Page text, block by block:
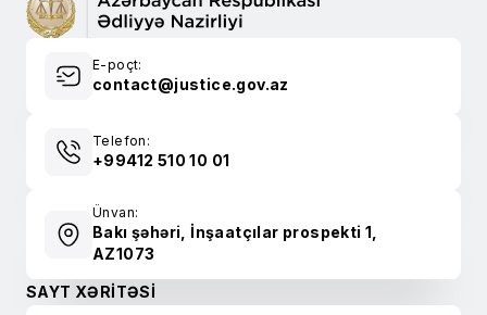
E-poçt:
contact@justice.gov.az
Telefon:
+99412 510 10 01
Ünvan:
Bakı şəhəri, İnşaatçılar prospekti 1,
AZ1073
SAYT XƏRİTƏSİ